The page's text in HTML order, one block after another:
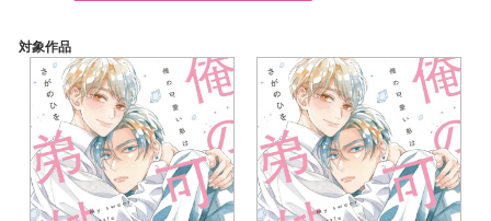
対象作品